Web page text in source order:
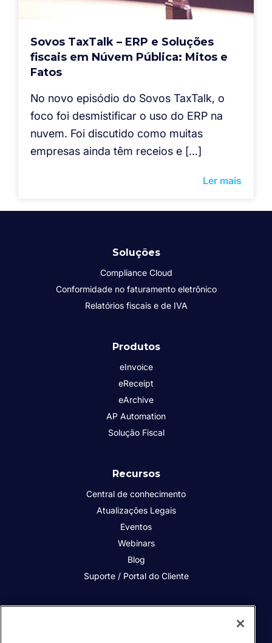
Sovos TaxTalk – ERP e Soluções
fiscais em Núvem Pública: Mitos e
Fatos
No novo episódio do Sovos TaxTalk, o
foco foi desmistificar o uso do ERP na
nuvem. Foi discutido como muitas
empresas ainda têm receios e […]
Ler mais
Soluções
Compliance Cloud
Conformidade no faturamento eletrônico
Relatórios fiscais e de IVA
Produtos
eInvoice
eReceipt
eArchive
AP Automation
Solução Fiscal
Recursos
Central de conhecimento
Atualizações Legais
Eventos
Webinars
Blog
Suporte / Portal do Cliente